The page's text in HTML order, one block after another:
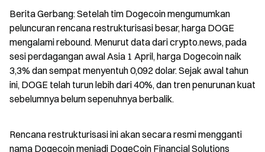
Berita Gerbang: Setelah tim Dogecoin mengumumkan
peluncuran rencana restrukturisasi besar, harga DOGE
mengalami rebound. Menurut data dari crypto.news, pada
sesi perdagangan awal Asia 1 April, harga Dogecoin naik
3,3% dan sempat menyentuh 0,092 dolar. Sejak awal tahun
ini, DOGE telah turun lebih dari 40%, dan tren penurunan kuat
sebelumnya belum sepenuhnya berbalik.
Rencana restrukturisasi ini akan secara resmi mengganti
nama Dogecoin menjadi DogeCoin Financial Solutions